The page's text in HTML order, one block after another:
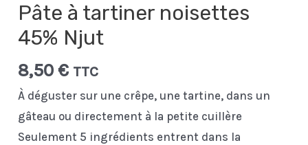
Pâte à tartiner noisettes
45% Njut
8,50€ TTC
À déguster sur une crêpe, une tartine, dans un
gâteau ou directement à la petite cuillère
Seulement 5 ingrédients entrent dans la